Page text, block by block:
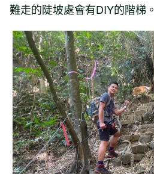
難走的陡坡處會有DIY的階梯。